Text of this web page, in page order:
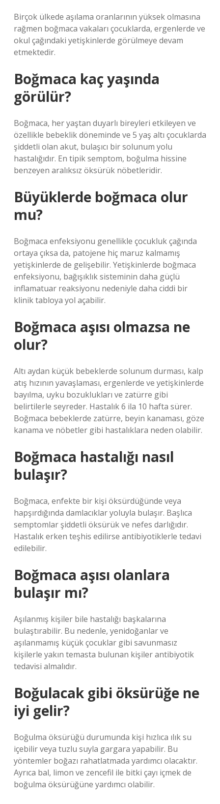
Birçok ülkede aşılama oranlarının yüksek olmasına
rağmen boğmaca vakaları çocuklarda, ergenlerde ve
okul çağındaki yetişkinlerde görülmeye devam
etmektedir.
Boğmaca kaç yaşında
görülür?
Boğmaca, her yaştan duyarlı bireyleri etkileyen ve
özellikle bebeklik döneminde ve 5 yaş altı çocuklarda
şiddetli olan akut, bulaşıcı bir solunum yolu
hastalığıdır. En tipik semptom, boğulma hissine
benzeyen aralıksız öksürük nöbetleridir.
Büyüklerde boğmaca olur
mu?
Boğmaca enfeksiyonu genellikle çocukluk çağında
ortaya çıksa da, patojene hiç maruz kalmamış
yetişkinlerde de gelişebilir. Yetişkinlerde boğmaca
enfeksiyonu, bağışıklık sisteminin daha güçlü
inflamatuar reaksiyonu nedeniyle daha ciddi bir
klinik tabloya yol açabilir.
Boğmaca aşısı olmazsa ne
olur?
Altı aydan küçük bebeklerde solunum durması, kalp
atış hızının yavaşlaması, ergenlerde ve yetişkinlerde
bayılma, uyku bozuklukları ve zatürre gibi
belirtilerle seyreder. Hastalık 6 ila 10 hafta sürer.
Boğmaca bebeklerde zatürre, beyin kanaması, göze
kanama ve nöbetler gibi hastalıklara neden olabilir.
Boğmaca hastalığı nasıl
bulaşır?
Boğmaca, enfekte bir kişi öksürdüğünde veya
hapşırdığında damlacıklar yoluyla bulaşır. Başlıca
semptomlar şiddetli öksürük ve nefes darlığıdır.
Hastalık erken teşhis edilirse antibiyotiklerle tedavi
edilebilir.
Boğmaca aşısı olanlara
bulaşır mı?
Aşılanmış kişiler bile hastalığı başkalarına
bulaştırabilir. Bu nedenle, yenidoğanlar ve
aşılanmamış küçük çocuklar gibi savunmasız
kişilerle yakın temasta bulunan kişiler antibiyotik
tedavisi almalıdır.
Boğulacak gibi öksürüğe ne
iyi gelir?
Boğulma öksürüğü durumunda kişi hızlıca ılık su
içebilir veya tuzlu suyla gargara yapabilir. Bu
yöntemler boğazı rahatlatmada yardımcı olacaktır.
Ayrıca bal, limon ve zencefil ile bitki çayı içmek de
boğulma öksürüğüne yardımcı olabilir.